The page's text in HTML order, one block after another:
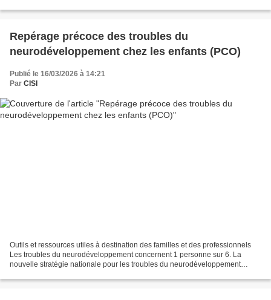
Repérage précoce des troubles du
neurodéveloppement chez les enfants (PCO)
Publié le 16/03/2026 à 14:21
Par CISI
Outils et ressources utiles à destination des familles et des professionnels
Les troubles du neurodéveloppement concernent 1 personne sur 6. La
nouvelle stratégie nationale pour les troubles du neurodéveloppement